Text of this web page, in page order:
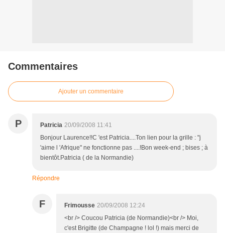
Commentaires
Ajouter un commentaire
P Patricia 20/09/2008 11:41
Bonjour Laurence!!C 'est Patricia....Ton lien pour la grille : "j
'aime l 'Afrique" ne fonctionne pas ....!Bon week-end ; bises ; à
bientôt.Patricia ( de la Normandie)
Répondre
F Frimousse 20/09/2008 12:24
<br /> Coucou Patricia (de Normandie)<br /> Moi,
c'est Brigitte (de Champagne ! lol !) mais merci de